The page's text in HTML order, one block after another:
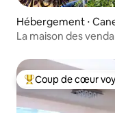
Hébergement ⋅
La maison des
Coups de cœur
Coup de cœur